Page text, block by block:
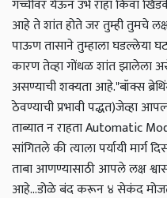
गच्चीवर येऊन उभे राहा किंवा
आहे ते शांत होते जर तुम्ही तुमचे
पाऊण तासाने तुम्हाला घडल्लेया
कारण तेव्हा गोंधळ शांत झालेला
असण्याची शक्यता आहे."बॉक्स
ठेवण्याची प्रभावी पद्धत)जेव्हा
ताब्यात न राहता Automatic
सांगितले की त्याला पर्यायी
ताबा आणण्यासाठी आपले लक्ष
आहे...डोळे बंद करून ४ सेकंद मोजत